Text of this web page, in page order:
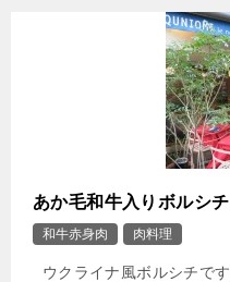
あか毛和牛入りボルシ
和牛赤身肉 肉料理
ウクライナ風ボルシチで